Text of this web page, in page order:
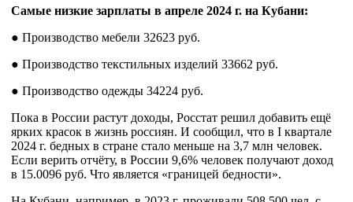
Самые низкие зарплаты в апреле 2024 г. на Кубани:
● Производство мебели 32623 руб.
● Производство текстильных изделий 33662 руб.
● Производство одежды 34224 руб.
Пока в России растут доходы, Росстат решил добавить ещё
ярких красок в жизнь россиян. И сообщил, что в I квартале
2024 г. бедных в стране стало меньше на 3,7 млн человек.
Если верить отчёту, в России 9,6% человек получают доход
в 15.0096 руб. Что является «границей бедности».